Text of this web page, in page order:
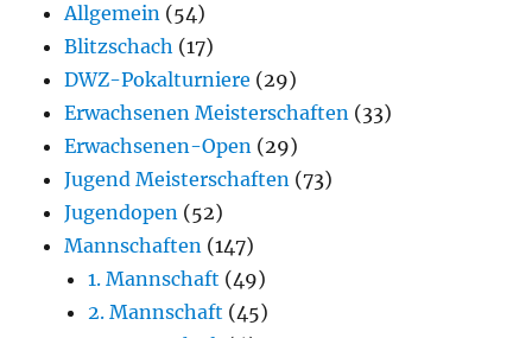
Allgemein (54)
Blitzschach (17)
DWZ-Pokalturniere (29)
Erwachsenen Meisterschaften (33)
Erwachsenen-Open (29)
Jugend Meisterschaften (73)
Jugendopen (52)
Mannschaften (147)
1. Mannschaft (49)
2. Mannschaft (45)